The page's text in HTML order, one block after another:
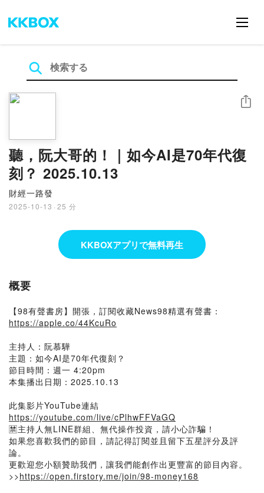
聽，阮大哥的！｜如今AI是70年代復
刻？ 2025.10.13
財經一路發
2025-10-13 · 25 分
シェア
KKBOXアプリで無料再生
概要
【98有聲書房】開張，訂閱收藏News98精選有聲書：
https://apple.co/44KcuRo
主持人：阮慕驊
主題：如今AI是70年代復刻？
節目時間：週一 4:20pm
本集播出日期：2025.10.13
此集影片YouTube連結
https://youtube.com/live/cPlhwFFVaGQ
🈲主持人無LINE群組、無代操作投資，請小心詐騙！
如果您喜歡我們的節目，請記得訂閱並且留下五星評分及評
論。
更歡迎您小額贊助我們，讓我們能創作出更豐富的節目內容。
>>https://open.firstory.me/join/98-money168